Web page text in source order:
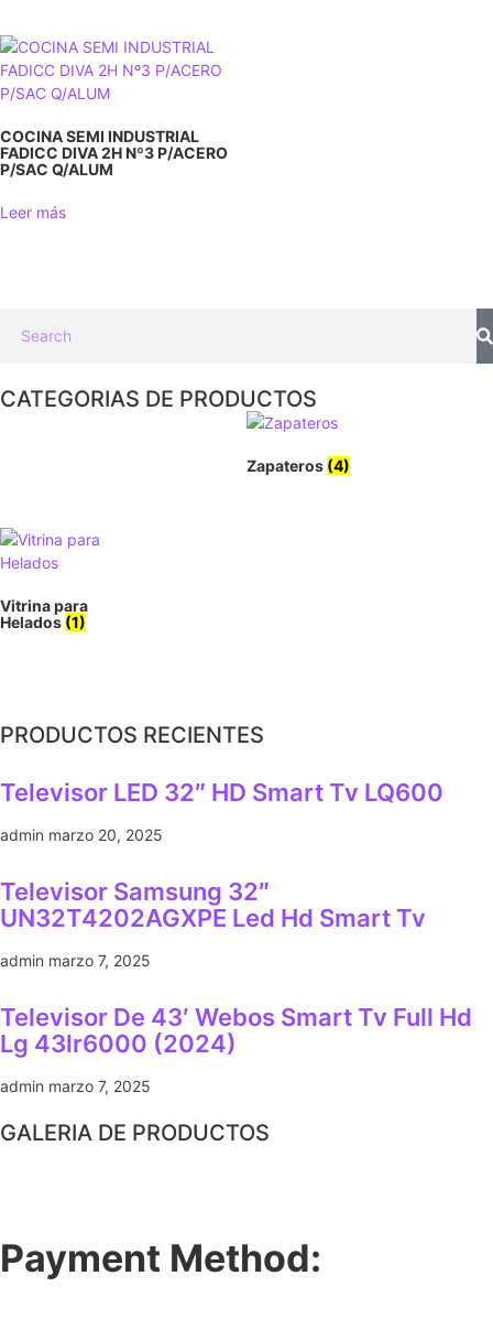
COCINA SEMI INDUSTRIAL
FADICC DIVA 2H Nº3 P/ACERO
P/SAC Q/ALUM
Leer más
CATEGORIAS DE PRODUCTOS
Zapateros (4)
Vitrina para
Helados (1)
PRODUCTOS RECIENTES
Televisor LED 32″ HD Smart Tv LQ600
admin marzo 20, 2025
Televisor Samsung 32″
UN32T4202AGXPE Led Hd Smart Tv
admin marzo 7, 2025
Televisor De 43′ Webos Smart Tv Full Hd
Lg 43lr6000 (2024)
admin marzo 7, 2025
GALERIA DE PRODUCTOS
Payment Method: